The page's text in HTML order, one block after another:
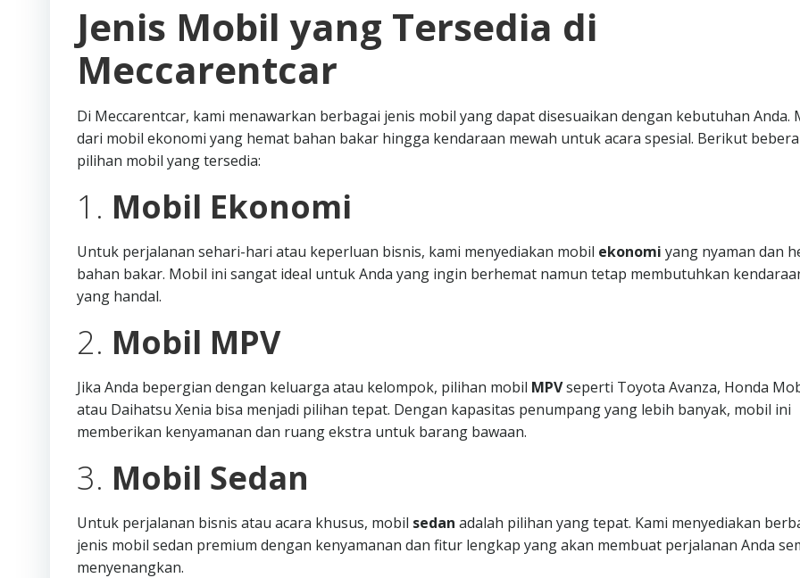
Jenis Mobil yang Tersedia di
Meccarentcar
Di Meccarentcar, kami menawarkan berbagai jenis mobil yang dapat disesuaikan dengan kebutuhan Anda.
dari mobil ekonomi yang hemat bahan bakar hingga kendaraan mewah untuk acara spesial. Berikut
pilihan mobil yang tersedia:
1. Mobil Ekonomi
Untuk perjalanan sehari-hari atau keperluan bisnis, kami menyediakan mobil ekonomi yang nyaman dan
bahan bakar. Mobil ini sangat ideal untuk Anda yang ingin berhemat namun tetap membutuhkan
yang handal.
2. Mobil MPV
Jika Anda bepergian dengan keluarga atau kelompok, pilihan mobil MPVseperti Toyota Avanza, Honda
atau Daihatsu Xenia bisa menjadi pilihan tepat. Dengan kapasitas penumpang yang lebih banyak, mobil ini
memberikan kenyamanan dan ruang ekstra untuk barang bawaan.
3. Mobil Sedan
Untuk perjalanan bisnis atau acara khusus, mobil sedan adalah pilihan yang tepat. Kami menyediakan
jenis mobil sedan premium dengan kenyamanan dan fitur lengkap yang akan membuat perjalanan Anda
menyenangkan.